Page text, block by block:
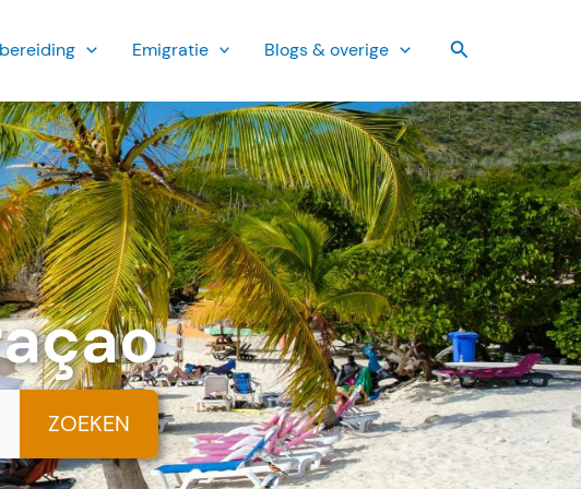
Emi­gratie Blogs & overige Zoeken